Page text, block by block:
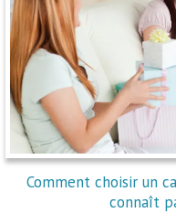
Comment choisir un
connaît